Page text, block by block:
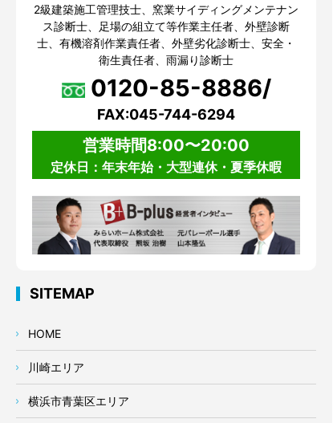
2級建築施工管理技士、窯業サイディングメンテナン
ス診断士、足場の組立て等作業主任者、外壁診断
士、有機溶剤作業責任者、外壁劣化診断士、安全・
衛生責任者、雨漏り診断士
0120-85-8886/
FAX:045-744-6294
営業時間8:00〜20:00
定休日：年末年始・大型連休・夏季休暇
SITEMAP
HOME
川崎エリア
横浜市青葉区エリア